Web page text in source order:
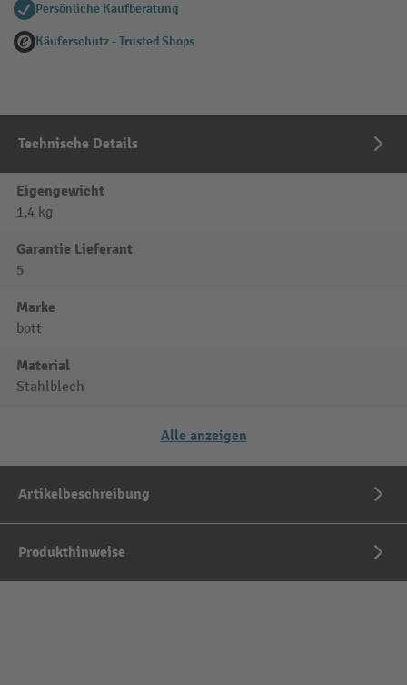
Persönliche Kaufberatung
Käuferschutz - Trusted Shops
Technische Details
Eigengewicht
1,4 kg
Garantie Lieferant
5
Marke
bott
Material
Stahlblech
Alle anzeigen
Artikelbeschreibung
Produkthinweise